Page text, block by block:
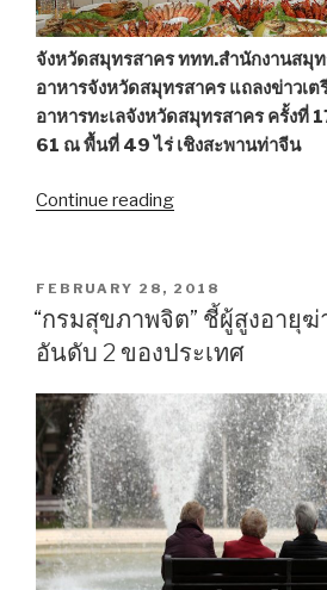
ดี”
จังหวัดสมุทรสาคร ททท.สำนักงานสมุ
อาหารจังหวัดสมุทรสาคร แถลงข่าวเต
อาหารทะเลจังหวัดสมุทรสาคร ครั้งที่
61 ณ พื้นที่ 49 ไร่ เชิงสะพานท่าจีน
Continue reading
“เทศกาล
อาหาร
ทะเล
สมุทรสาคร
ครั้ง
17””
POSTED
ON
FEBRUARY 28, 2018
“กรมสุขภาพจิต” ชี้ผู้สูงอายุ
อันดับ 2 ของประเทศ